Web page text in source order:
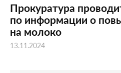
Прокуратура
по информации о
на молоко
13.11.2024